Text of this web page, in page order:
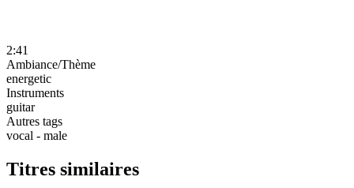
2:41
Ambiance/Thème
energetic
Instruments
guitar
Autres tags
vocal - male
Titres similaires